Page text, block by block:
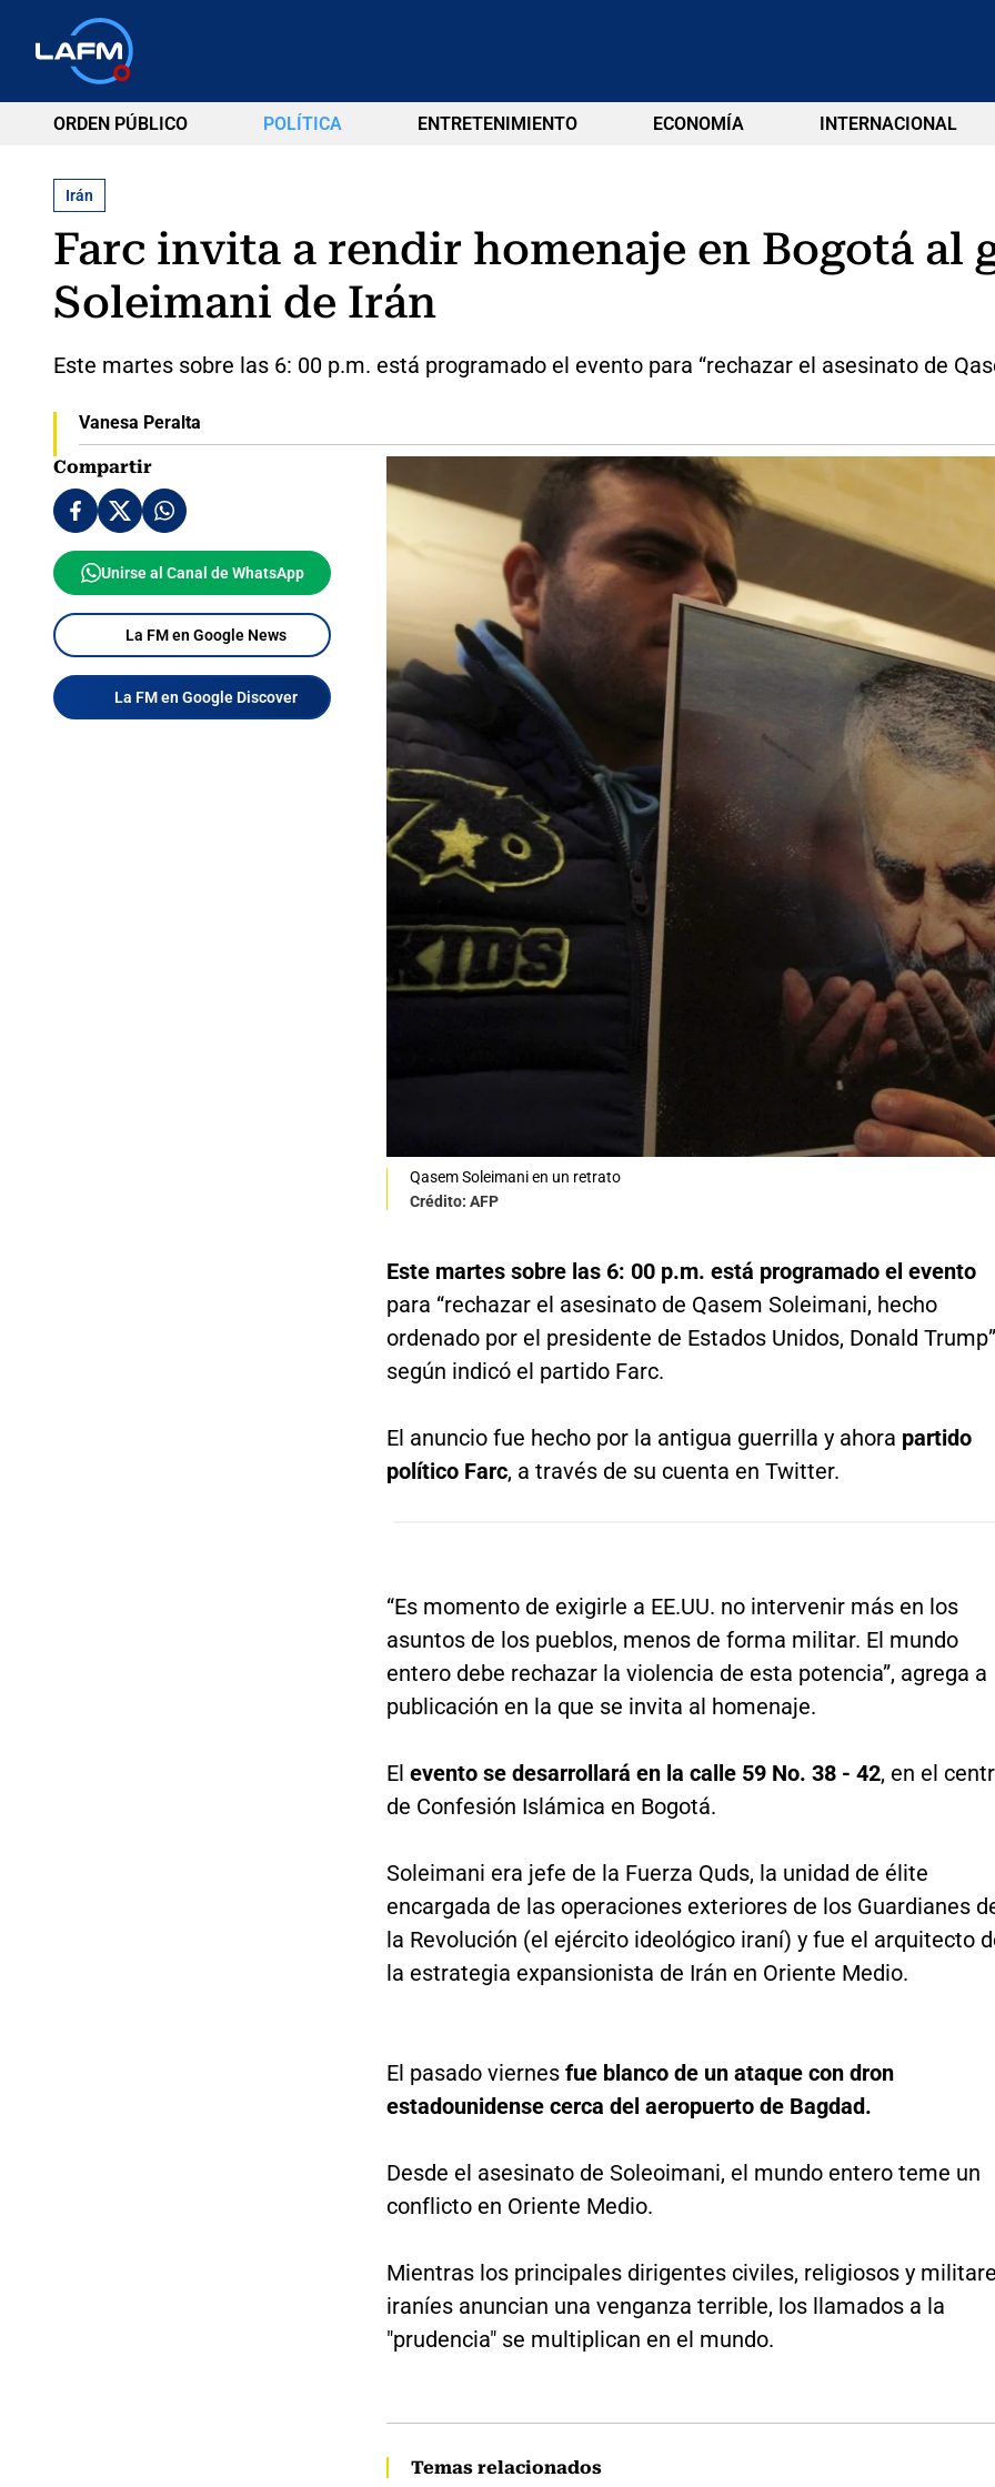
ORDEN PÚBLICO POLÍTICA ENTRETENIMIENTO ECONOMÍA INTERNACIONAL
Irán
Farc invita a rendir homenaje en Bogotá al
Soleimani de Irán
Este martes sobre las 6: 00 p.m. está programado el evento para “rechazar el asesinato de
Vanesa Peralta
Compartir
Unirse al Canal de WhatsApp
La FM en Google News
La FM en Google Discover
Qasem Soleimani en un retrato
Crédito: AFP
Este martes sobre las 6: 00 p.m. está programado el evento
para “rechazar el asesinato de Qasem Soleimani, hecho
ordenado por el presidente de Estados Unidos, Donald
según indicó el partido Farc.
El anuncio fue hecho por la antigua guerrilla y ahora partido
político Farc, a través de su cuenta en Twitter.
“Es momento de exigirle a EE.UU. no intervenir más en los
asuntos de los pueblos, menos de forma militar. El mundo
entero debe rechazar la violencia de esta potencia”, agrega a
publicación en la que se invita al homenaje.
El evento se desarrollará en la calle 59 No. 38 - 42, en el
de Confesión Islámica en Bogotá.
Soleimani era jefe de la Fuerza Quds, la unidad de élite
encargada de las operaciones exteriores de los Guardianes
la Revolución (el ejército ideológico iraní) y fue el arquitecto
la estrategia expansionista de Irán en Oriente Medio.
El pasado viernesfue blanco de un ataque con dron
estadounidense cerca del aeropuerto de Bagdad.
Desde el asesinato de Soleoimani, el mundo entero teme un
conflicto en Oriente Medio.
Mientras los principales dirigentes civiles, religiosos y
iraníes anuncian una venganza terrible, los llamados a la
"prudencia" se multiplican en el mundo.
Temas relacionados